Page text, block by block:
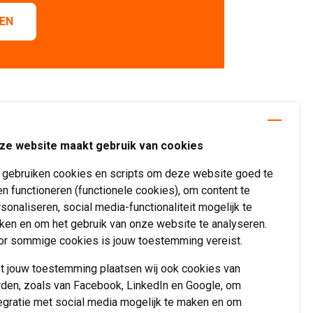
website maakt gebruik van cookies
gebruiken cookies en scripts om deze website goed te
functioneren (functionele cookies), om content te
social media-functionaliteit mogelijk te
en om het gebruik van onze website te analyseren.
sommige cookies is jouw toestemming vereist.
jouw toestemming plaatsen wij ook cookies van
zoals van Facebook, LinkedIn en Google, om
met social media mogelijk te maken en om
Help mee
Doneren
Vrienden van
Vrijwilliger worden